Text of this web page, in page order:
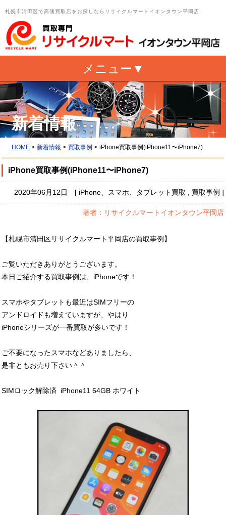
札幌市清田区で高価買取店をお探しならリサイクルマートイオンタウン平岡店
新着情報
HOME > 新着情報 > 買取事例 > iPhone買取事例(iPhone11〜iPhone7)
iPhone買取事例(iPhone11〜iPhone7)
2020年06月12日 [ iPhone、スマホ、タブレット買取 , 買取事例 ]
著者：リサイクルマートイオンタウン平岡店
【札幌市清田区リサイクルマート平岡店の買取事例】
ご覧いただきありがとうございます。
本日ご紹介する買取事例は、iPhoneです！
スマホやタブレットも最近はSIMフリーの
アンドロイドも増えていますが、やはり
iPhoneシリーズが一番買取が多いです！
ご不要になったスマホなどありましたら、
是非ともお売り下さい＾＾
SIMロック解除済 iPhone11 64GB ホワイト